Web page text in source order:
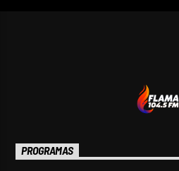
PROGRAMAS